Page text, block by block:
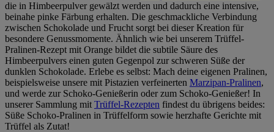
die in Himbeerpulver gewälzt werden und dadurch eine intensive,
beinahe pinke Färbung erhalten. Die geschmackliche Verbindung
zwischen Schokolade und Frucht sorgt bei dieser Kreation für
besondere Genussmomente. Ähnlich wie bei unserem Trüffel-
Pralinen-Rezept mit Orange bildet die subtile Säure des
Himbeerpulvers einen guten Gegenpol zur schweren Süße der
dunklen Schokolade. Erlebe es selbst: Mach deine eigenen Pralinen,
beispielsweise unsere mit Pistazien verfeinerten Marzipan-Pralinen,
und werde zur Schoko-Genießerin oder zum Schoko-Genießer! In
unserer Sammlung mit Trüffel-Rezepten findest du übrigens beides:
Süße Schoko-Pralinen in Trüffelform sowie herzhafte Gerichte mit
Trüffel als Zutat!